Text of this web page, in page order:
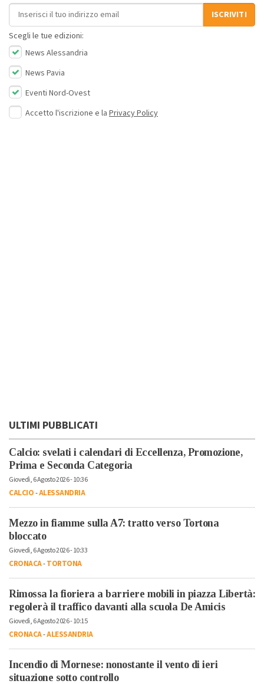
Indirizzo email
ISCRIVITI
Scegli le tue edizioni:
News Alessandria
News Pavia
Eventi Nord-Ovest
Accetto l'iscrizione e la Privacy Policy
ULTIMI PUBBLICATI
Calcio: svelati i calendari di Eccellenza, Promozione,
Prima e Seconda Categoria
Giovedì, 6 Agosto 2026 - 10:36
CALCIO-ALESSANDRIA
Mezzo in fiamme sulla A7: tratto verso Tortona
bloccato
Giovedì, 6 Agosto 2026 - 10:33
CRONACA-TORTONA
Rimossa la fioriera a barriere mobili in piazza Libertà:
regolerà il traffico davanti alla scuola De Amicis
Giovedì, 6 Agosto 2026 - 10:15
CRONACA-ALESSANDRIA
Incendio di Mornese: nonostante il vento di ieri
situazione sotto controllo